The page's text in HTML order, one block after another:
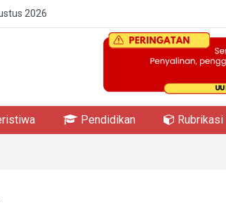
2026
Pendidikan Rubrikasi